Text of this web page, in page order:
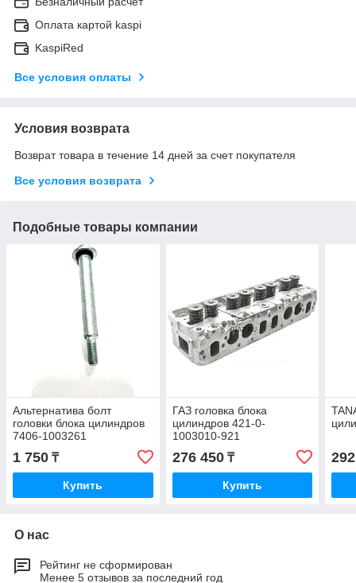
Оплата картой kaspi
KaspiRed
Все условия оплаты
Условия возврата
Возврат товара в течение 14 дней за счет покупателя
Все условия возврата
Подобные товары компании
Альтернатива болт
головки блока цилиндров
7406-1003261
1 750 ₸
Купить
ГАЗ головка блока
цилиндров 421-0-
1003010-921
276 450₸
Купить
О нас
Рейтинг не сформирован
Менее 5 отзывов за последний год